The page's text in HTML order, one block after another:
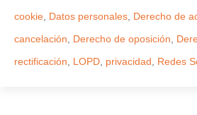
cookie Datos personales Derecho de
cancelación
Derecho de oposición
rectificación
LOPD privacidad Redes